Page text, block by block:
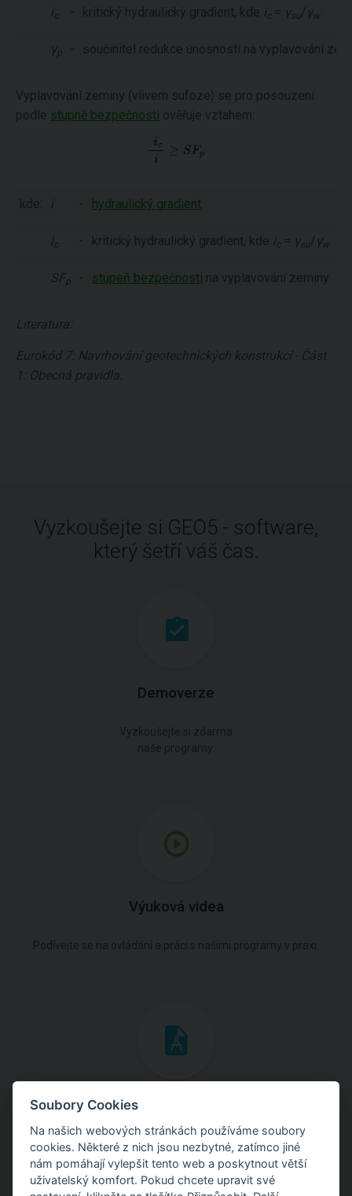
i - kritický hydraulický gradient, kde i = γ su / γ w
γ p - součinitel redukce únosnosti na vyplavování
Vyplavování zeminy (vlivem sufoze) se pro posouzení
podle stupně bezpečnosti ověřuje vztahem:
kde: i - hydraulický gradient
i - kritický hydraulický gradient, kde i = γ su / γ w
SFp - stupeň bezpečnosti na vyplavování zeminy
Literatura:
Eurokód 7: Navrhování geotechnických konstrukcí - Část
1: Obecná pravidla.
Vyzkoušejte si GEO5 - software,
který šetří váš čas.
Demoverze
Vyzkoušejte si zdarma
naše programy.
Výuková videa
Podívejte se na ovládání a práci s našimi programy v praxi.
Inženýrské manuály
Stáhněte si manuály s teoretickými i praktickými ukázkami
použití programů.
Soubory Cookies
Na našich webových stránkách používáme soubory
cookies. Některé z nich jsou nezbytné, zatímco jiné
nám pomáhají vylepšit tento web a poskytnout větší
uživatelský komfort. Pokud chcete upravit své